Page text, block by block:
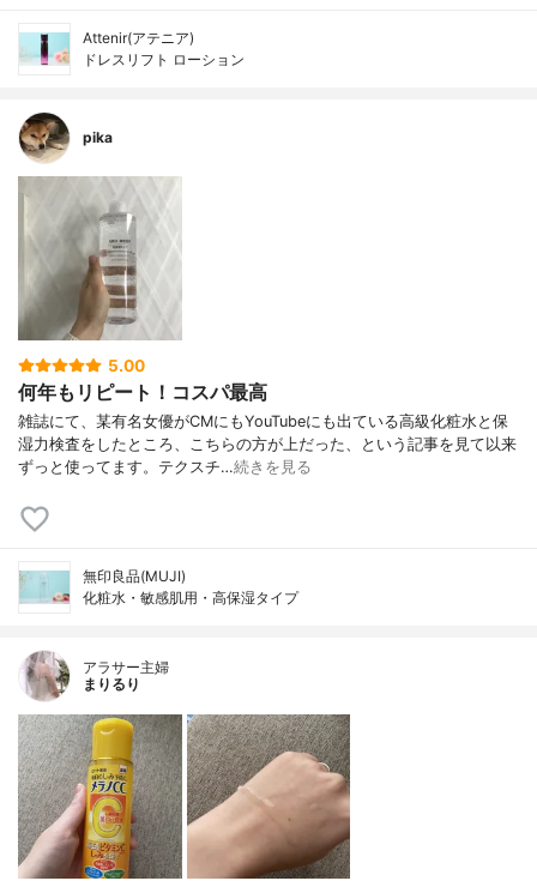
Attenir(アテニア)
ドレスリフト ローション
pika
5.00
何年もリピート！コスパ最高
雑誌にて、某有名女優がCMにもYouTubeにも出ている高級化粧水と保
湿力検査をしたところ、こちらの方が上だった、という記事を見て以来
ずっと使ってます。テクスチ…続きを見る
無印良品(MUJI)
化粧水・敏感肌用・高保湿タイプ
アラサー主婦
まりるり